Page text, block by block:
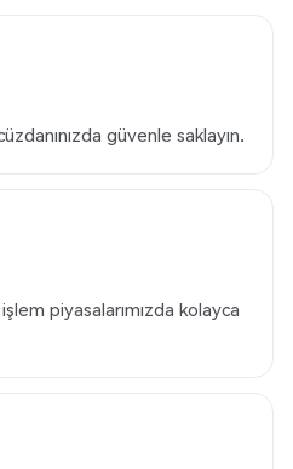
güvenle saklayın.
piyasalarımızda kolayca